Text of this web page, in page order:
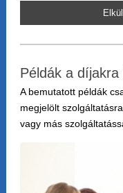
Példák a
A bemutatott példák
megjelölt
vagy más